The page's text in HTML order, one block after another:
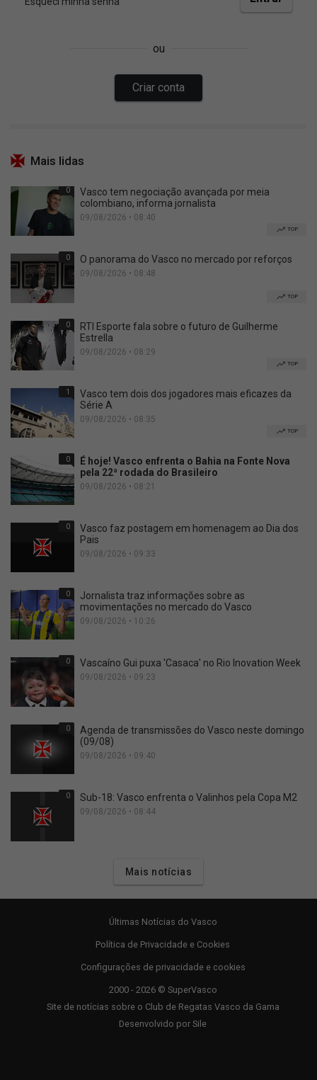
Mais lidas
0
Vasco tem negociação avançada por meia
colombiano, informa jornalista
09/08/2026 • 08:40
TOP
0 O panorama do Vasco no mercado por reforços
09/08/2026 • 08:48
TOP
0
RTI Esporte fala sobre o futuro de Guilherme
Estrella
09/08/2026 • 08:29
TOP
1
Vasco tem dois dos jogadores mais eficazes da
Série A
09/08/2026 • 08:35
TOP
0
É hoje! Vasco enfrenta o Bahia na Fonte Nova
pela 22ª rodada do Brasileiro
09/08/2026 • 08:21
0
Vasco faz postagem em homenagem ao Dia dos
Pais
09/08/2026 • 09:33
0
Jornalista traz informações sobre as
movimentações no mercado do Vasco
09/08/2026 • 10:26
0 Vascaíno Gui puxa 'Casaca' no Rio Inovation Week
09/08/2026 • 09:23
0
Agenda de transmissões do Vasco neste domingo
(09/08)
09/08/2026 • 09:40
0 Sub-18: Vasco enfrenta o Valinhos pela Copa M2
09/08/2026 • 08:44
Mais notícias
Últimas Notícias do Vasco
Política de Privacidade e Cookies
Configurações de privacidade e cookies
2000 - 2026 © SuperVasco
Site de notícias sobre o Club de Regatas Vasco da Gama
Desenvolvido por Sile